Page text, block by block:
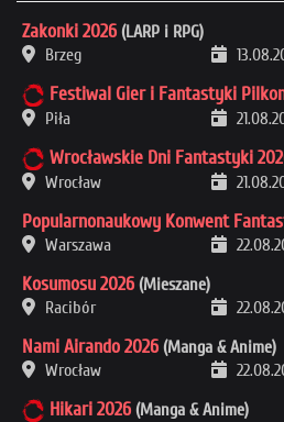
Zakonki 2026 (LARP i RPG)
Brzeg
Festiwal Gier i Fantastyki
Piła
Wrocławskie Dni Fantastyki
Wrocław
Popularnonaukowy Konwent
Warszawa
Kosumosu 2026 (Mieszane)
Racibór
Nami Airando 2026 (Manga & Anime)
Wrocław
Hikari 2026 (Manga & Anime)